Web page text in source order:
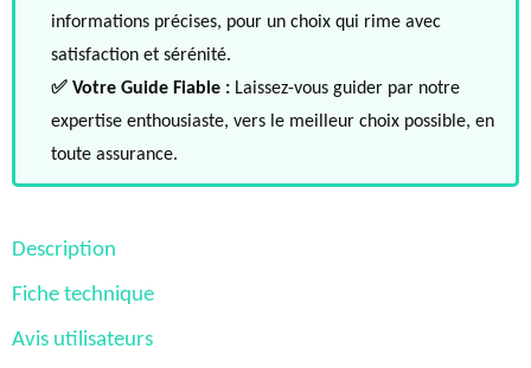
informations précises, pour un choix qui rime avec
satisfaction et sérénité.
✅ Votre Guide Fiable : Laissez-vous guider par notre
expertise enthousiaste, vers le meilleur choix possible, en
toute assurance.
Description
Fiche technique
Avis utilisateurs